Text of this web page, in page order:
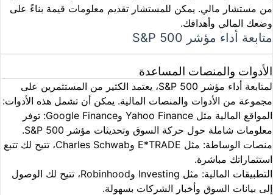
من مستشار مالي. يمكن للمستشار تقديم معلومات قيمة بناءً على
وضعك المالي وأهدافك.
متابعة أداء مؤشر S&P 500
الأدوات والمنصات المساعدة
لمتابعة أداء مؤشر S&P 500، يعتمد الكثير من المستثمرين على
مجموعة من الأدوات والمنصات المالية. يمكن أن تشمل هذه الأدوات:
المواقع المالية مثل Yahoo Finance وGoogle Finance
: توفر
معلومات شاملة حول حركة السوق وتحديثات مؤشر S&P 500.
منصات الوساطة
: مثل E*TRADE وCharles Schwab، تتيح لك تتبع
استثماراتك مباشرة.
التطبيقات المالية
: مثل Investing وRobinhood، تتيح لك الوصول
إلى بيانات السوق وأخبار الشركات بسهولة.